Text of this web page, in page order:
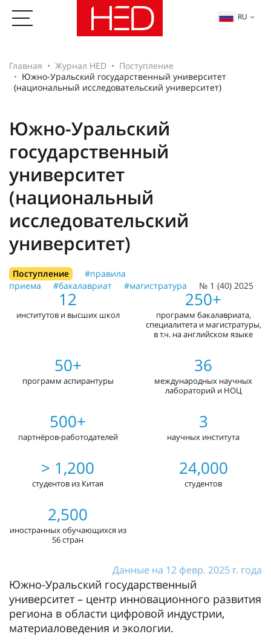
RU
Главная Журнал HED
Поступление
Южно-Уральский государственный университет
(национальный исследовательский университет)
Южно-Уральский
государственный
университет
(национальный
исследовательский
университет)
Поступление
#правила
приема
#бакалавриат #магистратура № 1 (40) 2025
12
институтов и высших школ
250+
программ бакалавриата,
специалитета и магистратуры,
в т.ч. на английском языке
50+
программ аспирантуры
36
международных научных
лабораторий и НОЦ
500+
партнёров-работодателей
3
научных института
> 1,200
студентов из Китая
24,000
студентов
2,500
иностранных обучающихся из
56 стран
Данные на 12 февр. 2025 г. года
Южно-Уральский государственный
университет – центр инновационного развития
региона в области цифровой индустрии,
материаловедения и экологии.